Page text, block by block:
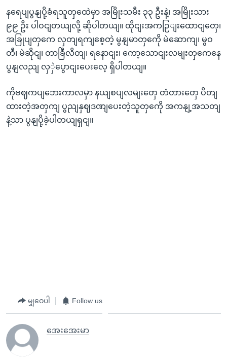
နရေပျပွနျပို့ခံရသူတှထေဲမှာ အမြိုးသမီး ၃၃ ဦးနဲ့၊ အမြိုးသား
၉၉ ဦး ပါဝငျတယျလို့ ဆိုပါတယျ။ ထိုငျးအကဉြျးထောငျတှေ၊
အခြုပျတှကေ လှတျရကျစေ့တဲ့ မွနျမာတှကေို မဲဆောကျ၊ မွဝ
တီ၊ မဲဆိုငျ၊ တာခြီလိတျ၊ ရနောငျး၊ ကော့သောငျးလမျးတှကေနေ
ပွနျလညျ လှှဲပွောငျးပေးလေ့ ရှိပါတယျ။
ကိုဗဈကပျဘေးကာလမှာ နယျစပျလမျးတှေ တံတားတှေ ပိတျ
ထားတဲ့အတှကျ ပွညျနှဈဒဏျပေးတဲ့သူတှကေို အကနျ့အသတျ
နဲ့သာ ပွနျပို့ခဲ့ပါတယျရှငျ။
မျှဝေပါ Follow us
အေးအေးမာ